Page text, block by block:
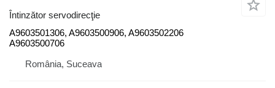
Întinzător servodirecţie
A9603501306, A9603500906, A9603502206
A9603500706
România, Suceava